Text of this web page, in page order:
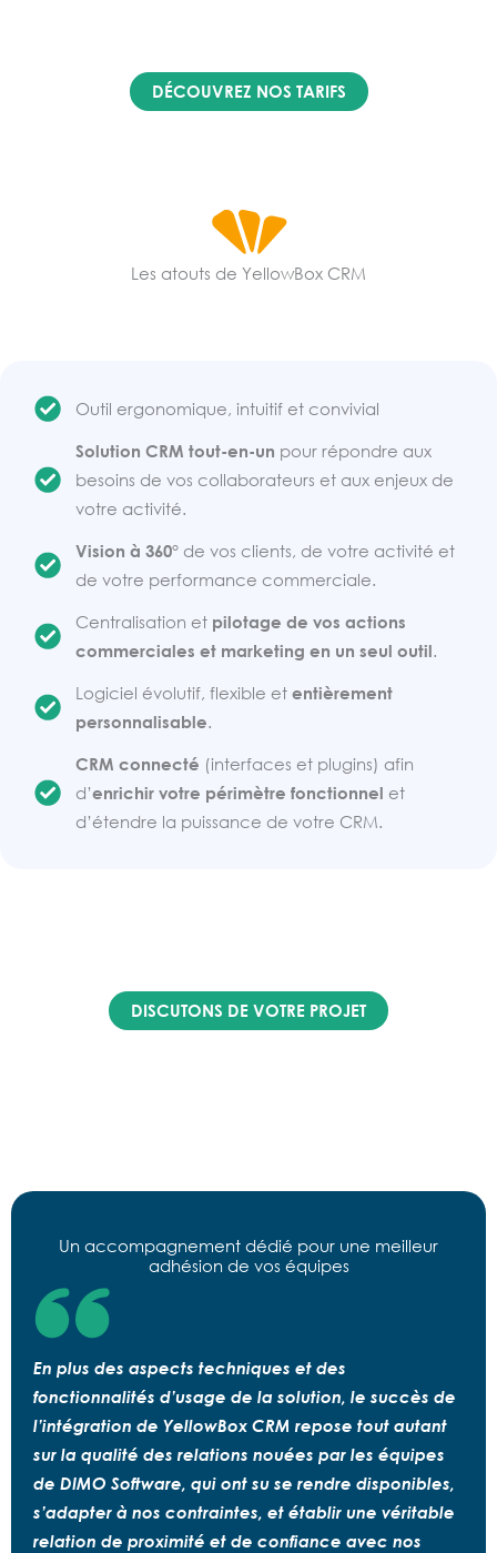
données en masse.
DÉCOUVREZ NOS TARIFS
Les atouts de YellowBox CRM
Outil ergonomique, intuitif et convivial
Solution CRM tout-en-un pour répondre aux
besoins de vos collaborateurs et aux enjeux de
votre activité.
Vision à 360°de vos clients, de votre activité et
de votre performance commerciale.
Centralisation et pilotage de vos actions
commerciales et marketing en un seul outil.
Logiciel évolutif, flexible et entièrement
personnalisable.
CRM connecté (interfaces et plugins) afin
d’enrichir votre périmètre fonctionnel et
d’étendre la puissance de votre CRM.
DISCUTONS DE VOTRE PROJET
Un accompagnement dédié pour une meilleur
adhésion de vos équipes
En plus des aspects techniques et des
fonctionnalités d’usage de la solution, le succès de
l’intégration de YellowBox CRM repose tout autant
sur la qualité des relations nouées par les équipes
de DIMO Software, qui ont su se rendre disponibles,
s’adapter à nos contraintes, et établir une véritable
relation de proximité et de confiance avec nos